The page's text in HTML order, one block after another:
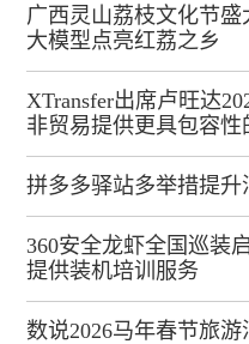
广西灵山荔枝文化节
大模型点亮红荔之乡
XTransfer出席卢旺达
非贸易提供更具包容性
拼多多驿站多举措提升
360安全龙虾全国巡装
提供装机培训服务
数说2026马年春节旅